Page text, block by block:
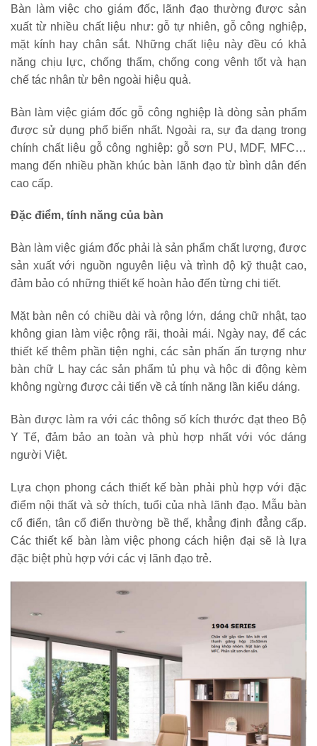
Bàn làm việc cho giám đốc, lãnh đạo thường được sản
xuất từ nhiều chất liệu như: gỗ tự nhiên, gỗ công nghiệp,
mặt kính hay chân sắt. Những chất liệu này đều có khả
năng chịu lực, chống thấm, chống cong vênh tốt và hạn
chế tác nhân từ bên ngoài hiệu quả.
Bàn làm việc giám đốc gỗ công nghiệp là dòng sản phẩm
được sử dụng phổ biến nhất. Ngoài ra, sự đa dạng trong
chính chất liệu gỗ công nghiệp: gỗ sơn PU, MDF, MFC…
mang đến nhiều phần khúc bàn lãnh đạo từ bình dân đến
cao cấp.
Đặc điểm, tính năng của bàn
Bàn làm việc giám đốc phải là sản phẩm chất lượng, được
sản xuất với nguồn nguyên liệu và trình độ kỹ thuật cao,
đảm bảo có những thiết kế hoàn hảo đến từng chi tiết.
Mặt bàn nên có chiều dài và rộng lớn, dáng chữ nhật, tạo
không gian làm việc rộng rãi, thoải mái. Ngày nay, để các
thiết kế thêm phần tiện nghi, các sản phấn ấn tượng như
bàn chữ L hay các sản phẩm tủ phụ và hộc di động kèm
không ngừng được cải tiến về cả tính năng lần kiểu dáng.
Bàn được làm ra với các thông số kích thước đạt theo Bộ
Y Tế, đảm bảo an toàn và phù hợp nhất với vóc dáng
người Việt.
Lựa chọn phong cách thiết kế bàn phải phù hợp với đặc
điểm nội thất và sở thích, tuổi của nhà lãnh đạo. Mẫu bàn
cổ điển, tân cổ điển thường bề thế, khẳng định đẳng cấp.
Các thiết kế bàn làm việc phong cách hiện đại sẽ là lựa
đặc biệt phù hợp với các vị lãnh đạo trẻ.